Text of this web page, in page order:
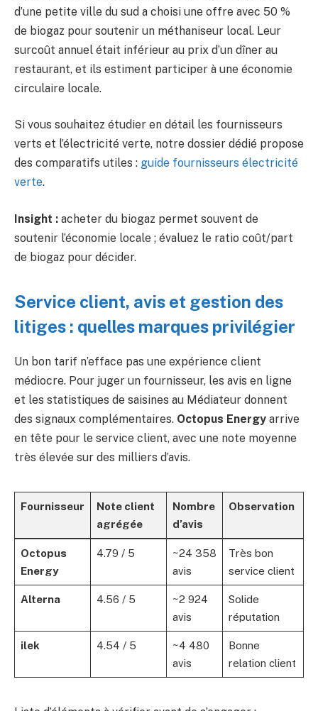
d’une petite ville du sud a choisi une offre avec 50 %
de biogaz pour soutenir un méthaniseur local. Leur
surcoût annuel était inférieur au prix d’un dîner au
restaurant, et ils estiment participer à une économie
circulaire locale.
Si vous souhaitez étudier en détail les fournisseurs
verts et l’électricité verte, notre dossier dédié propose
des comparatifs utiles : guide fournisseurs électricité
verte.
Insight : acheter du biogaz permet souvent de
soutenir l’économie locale ; évaluez le ratio coût/part
de biogaz pour décider.
Service client, avis et gestion des
litiges : quelles marques privilégier
Un bon tarif n’efface pas une expérience client
médiocre. Pour juger un fournisseur, les avis en ligne
et les statistiques de saisines au Médiateur donnent
des signaux complémentaires. Octopus Energy arrive
en tête pour le service client, avec une note moyenne
très élevée sur des milliers d’avis.
Fournisseur
Note client
agrégée
Nombre
d’avis
Observation
Octopus
Energy
4.79 / 5
~24 358
avis
Très bon
service client
Alterna 4.56 / 5
~2 924
avis
Solide
réputation
ilek 4.54 / 5
~4 480
avis
Bonne
relation client